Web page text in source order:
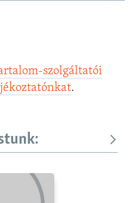
szolgáltatói
.